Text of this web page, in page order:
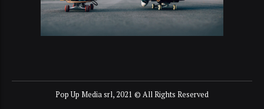
Pop Up Media srl, 2021 © All Rights Reserved